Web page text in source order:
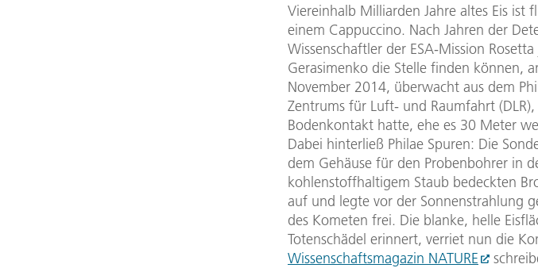
Viereinhalb Milliarden Jahre altes Eis
einem Cappuccino. Nach Jahren der
Wissenschaftler der ESA-Mission
Gerasimenko die Stelle finden können,
November 2014, überwacht aus dem
Zentrums für Luft- und Raumfahrt
Bodenkontakt hatte, ehe es 30 Meter
Dabei hinterließ Philae Spuren: Die
dem Gehäuse für den Probenbohrer in
kohlenstoffhaltigem Staub bedeckten
auf und legte vor der Sonnenstrahlung
des Kometen frei. Die blanke, helle
Totenschädel erinnert, verriet nun die
Wissenschaftsmagazin NATURE